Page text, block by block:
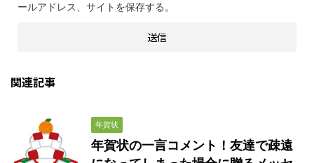
ールアドレス、サイトを保存する。
関連記事
年賀状
年賀状の一言コメント！友達で疎遠